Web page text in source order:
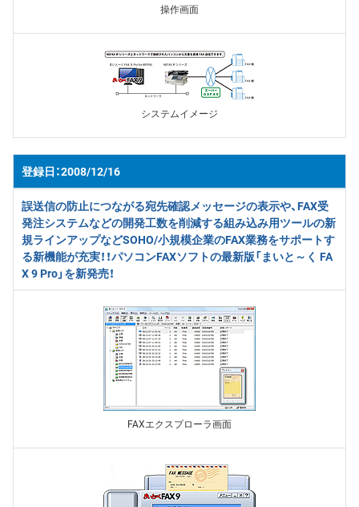
操作画面
システムイメージ
2008/12/16
誤送信の防止につながる宛先確認メッセージの表示や、FAX受
発注システムなどの開発工数を削減する組み込み用ツールの新
規ラインアップなどSOHO/小規模企業のFAX業務をサポートす
る新機能が充実！！パソコンFAXソフトの最新版「まいと～く FA
X 9 Pro」を新発売！
FAXエクスプローラ画面